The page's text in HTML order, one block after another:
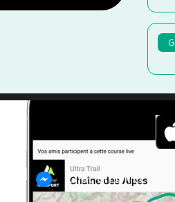
/
Chat en Direct